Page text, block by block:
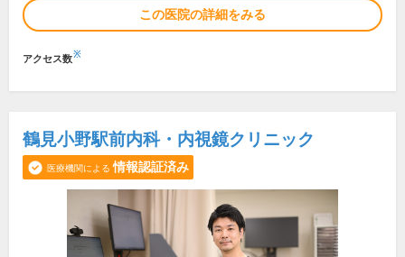
この医院の詳細をみる
アクセス数※
鶴見小野駅前内科・内視鏡クリニック
医療機関による 情報認証済み